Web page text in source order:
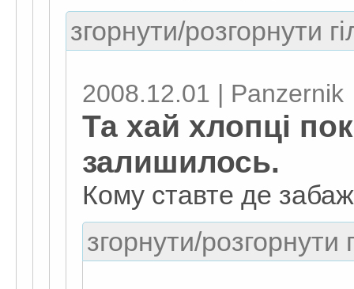
згорнути/розгорнути
2008.12.01 | Panzernik
Та хай хлопці
залишилось.
Кому ставте де
згорнути/розгорнути